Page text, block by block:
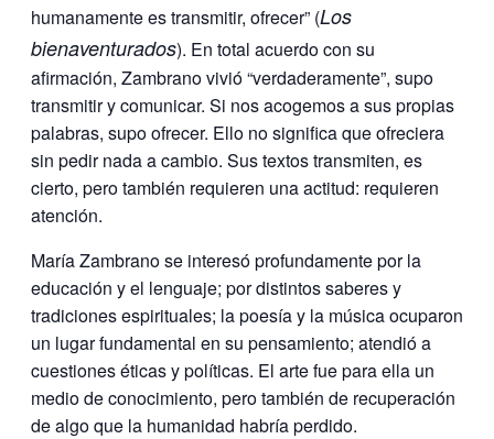
humanamente es transmitir, ofrecer” (Los
bienaventurados). En total acuerdo con su
afirmación, Zambrano vivió “verdaderamente”, supo
transmitir y comunicar. Si nos acogemos a sus propias
palabras, supo ofrecer. Ello no significa que ofreciera
sin pedir nada a cambio. Sus textos transmiten, es
cierto, pero también requieren una actitud: requieren
atención.
María Zambrano se interesó profundamente por la
educación y el lenguaje; por distintos saberes y
tradiciones espirituales; la poesía y la música ocuparon
un lugar fundamental en su pensamiento; atendió a
cuestiones éticas y políticas. El arte fue para ella un
medio de conocimiento, pero también de recuperación
de algo que la humanidad habría perdido.